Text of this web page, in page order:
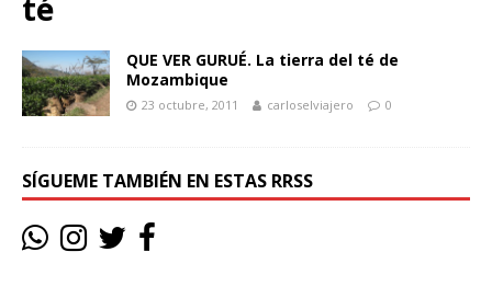
té
QUE VER GURUÉ. La tierra del té de
Mozambique
23 octubre, 2011 carloselviajero 0
SÍGUEME TAMBIÉN EN ESTAS RRSS